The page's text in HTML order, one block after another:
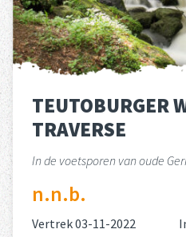
TEUTOBURGER
TRAVERSE
In de voetsporen van oude
n.n.b.
Vertrek 03-11-2022